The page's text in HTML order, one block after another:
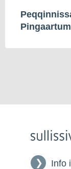
Info